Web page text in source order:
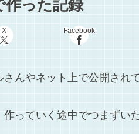
作った記録
X Facebook
さんやネット上で公開され
作っていく途中でつまずい